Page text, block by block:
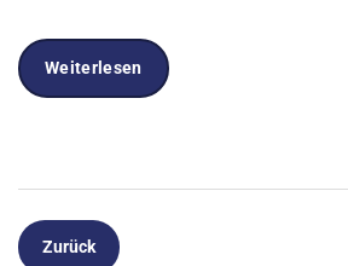
Weiterlesen
Zurück